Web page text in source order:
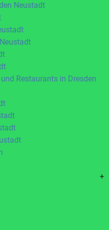
Neustadt
Restaurants in Dresden
+